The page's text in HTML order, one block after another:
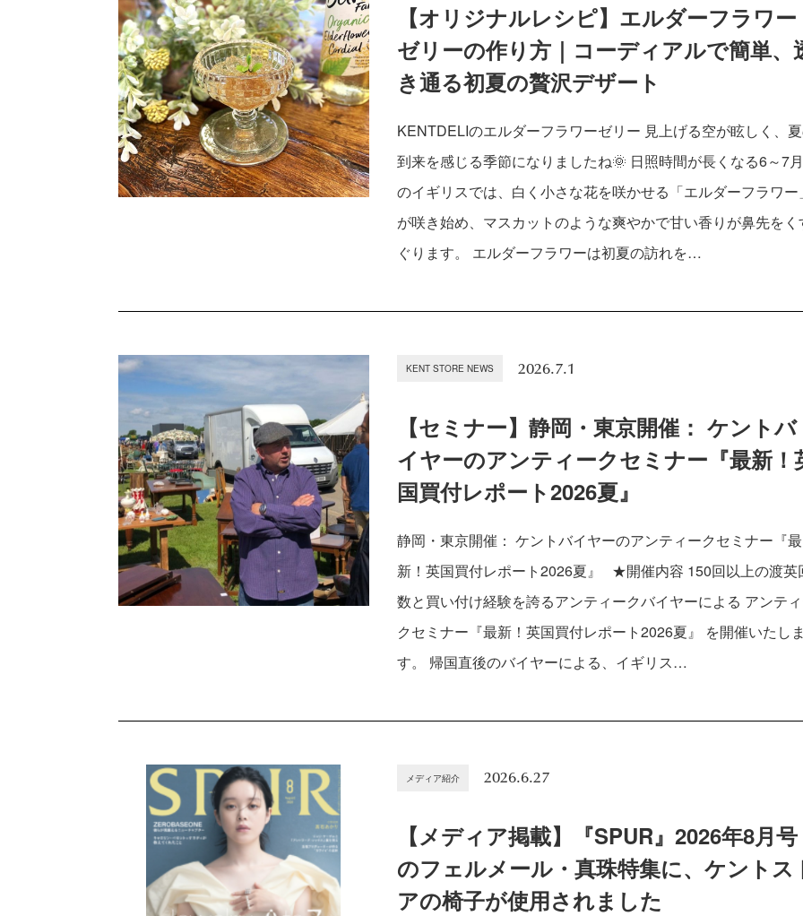
【オリジナルレシピ】エルダーフラワー
ゼリーの作り方｜コーディアルで簡単、
き通る初夏の贅沢デザート
KENTDELIのエルダーフラワーゼリー 見上げる空が眩しく、
到来を感じる季節になりましたね🌞 日照時間が長くなる6～7月
のイギリスでは、白く小さな花を咲かせる「エルダーフラワー
が咲き始め、マスカットのような爽やかで甘い香りが鼻先をく
ぐります。 エルダーフラワーは初夏の訪れを…
KENT STORE NEWS 2026.7.1
【セミナー】静岡・東京開催： ケントバ
イヤーのアンティークセミナー『最新！
国買付レポート2026夏』
静岡・東京開催： ケントバイヤーのアンティークセミナー『最
新！英国買付レポート2026夏』 ★開催内容 150回以上の渡英
数と買い付け経験を誇るアンティークバイヤーによる アンテ
クセミナー『最新！英国買付レポート2026夏』 を開催いたしま
す。 帰国直後のバイヤーによる、イギリス…
メディア紹介 2026.6.27
【メディア掲載】『SPUR』2026年8月号
のフェルメール・真珠特集に、ケントス
アの椅子が使用されました